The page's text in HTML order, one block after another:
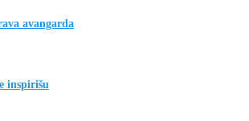
avangarda
inspirišu